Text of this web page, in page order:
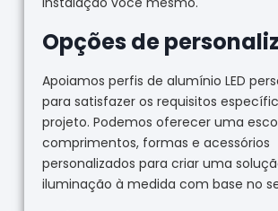
Opções de
Apoiamos perfis de alumínio LED
para satisfazer os requisitos
projeto. Podemos oferecer uma
comprimentos, formas e acessórios
personalizados para criar uma
iluminação à medida com base no